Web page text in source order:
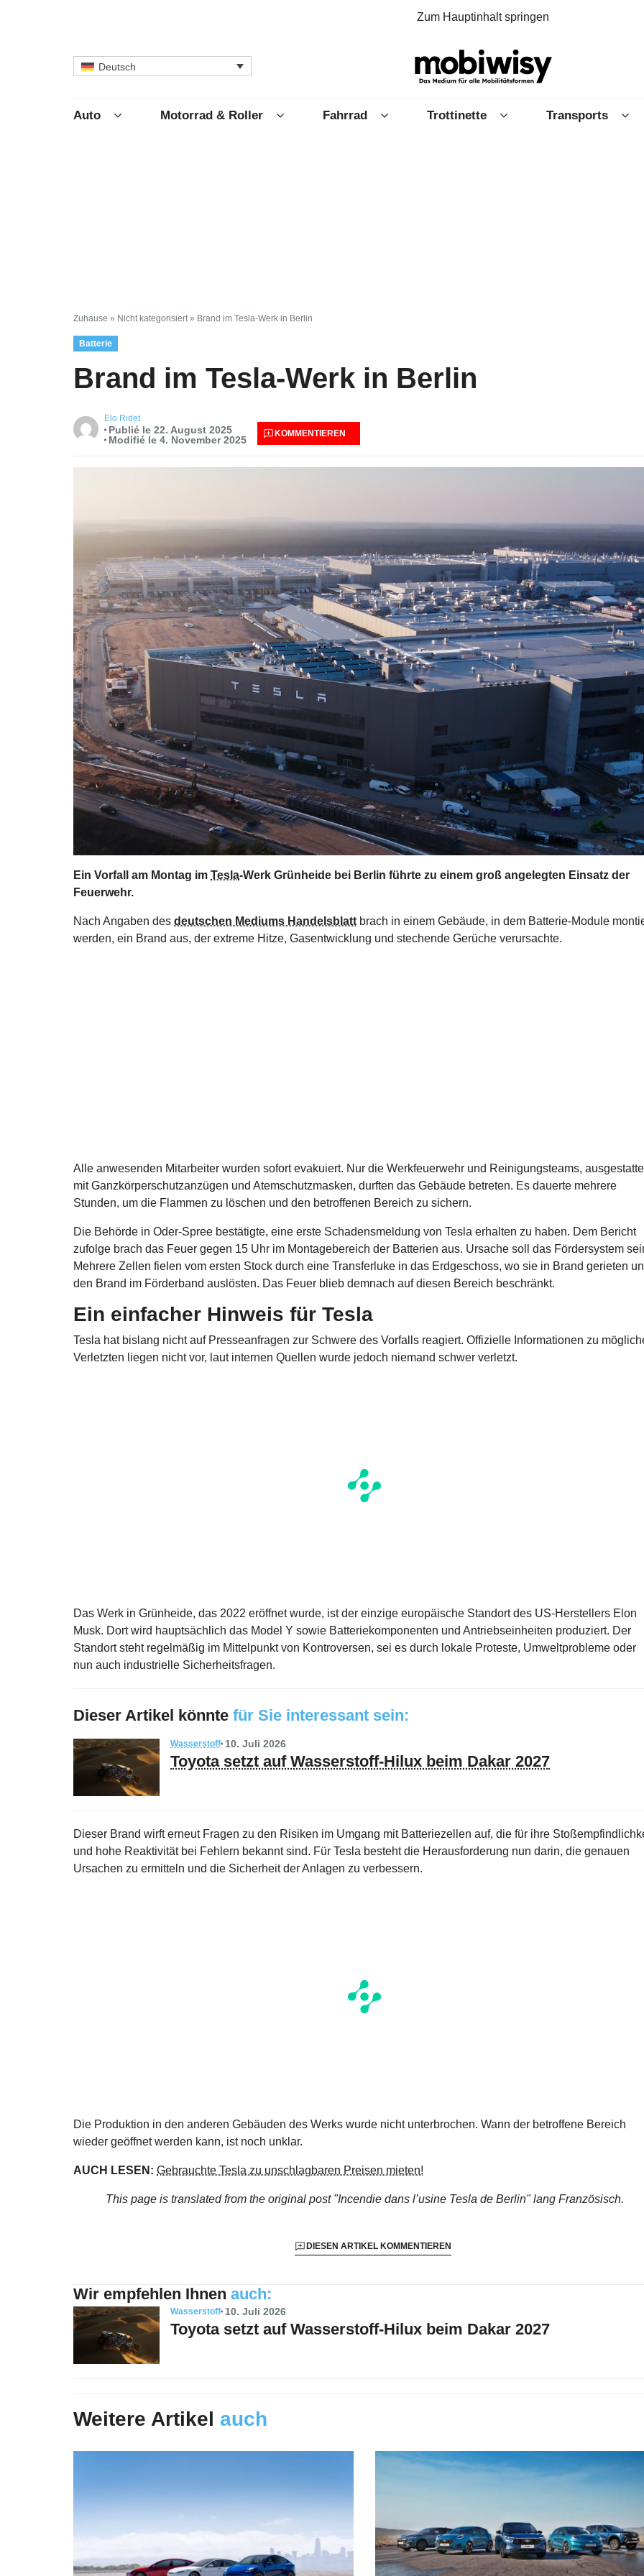
Zum Hauptinhalt springen
Deutsch
Auto Motorrad & Roller Fahrrad Trottinette Transports
Zuhause » Nicht kategorisiert » Brand im Tesla-Werk in Berlin
Batterie
Brand im Tesla-Werk in Berlin
Elo Ridet
Publié le 22. August 2025
Modifié le 4. November 2025
KOMMENTIEREN
Ein Vorfall am Montag im Tesla-Werk Grünheide bei Berlin führte zu einem groß angelegten Einsatz der
Feuerwehr.
Nach Angaben des deutschen Mediums Handelsblatt brach in einem Gebäude, in dem Batterie-Module
werden, ein Brand aus, der extreme Hitze, Gasentwicklung und stechende Gerüche verursachte.
Alle anwesenden Mitarbeiter wurden sofort evakuiert. Nur die Werkfeuerwehr und Reinigungsteams,
mit Ganzkörperschutzanzügen und Atemschutzmasken, durften das Gebäude betreten. Es dauerte mehrere
Stunden, um die Flammen zu löschen und den betroffenen Bereich zu sichern.
Die Behörde in Oder-Spree bestätigte, eine erste Schadensmeldung von Tesla erhalten zu haben. Dem Bericht
zufolge brach das Feuer gegen 15 Uhr im Montagebereich der Batterien aus. Ursache soll das Fördersystem
Mehrere Zellen fielen vom ersten Stock durch eine Transferluke in das Erdgeschoss, wo sie in Brand gerieten
den Brand im Förderband auslösten. Das Feuer blieb demnach auf diesen Bereich beschränkt.
Ein einfacher Hinweis für Tesla
Tesla hat bislang nicht auf Presseanfragen zur Schwere des Vorfalls reagiert. Offizielle Informationen zu
Verletzten liegen nicht vor, laut internen Quellen wurde jedoch niemand schwer verletzt.
Das Werk in Grünheide, das 2022 eröffnet wurde, ist der einzige europäische Standort des US-Herstellers Elon
Musk. Dort wird hauptsächlich das Model Y sowie Batteriekomponenten und Antriebseinheiten produziert. Der
Standort steht regelmäßig im Mittelpunkt von Kontroversen, sei es durch lokale Proteste, Umweltprobleme oder
nun auch industrielle Sicherheitsfragen.
Dieser Artikel könnte für Sie interessant sein:
Wasserstoff 10. Juli 2026
Toyota setzt auf Wasserstoff-Hilux beim Dakar 2027
Dieser Brand wirft erneut Fragen zu den Risiken im Umgang mit Batteriezellen auf, die für ihre
und hohe Reaktivität bei Fehlern bekannt sind. Für Tesla besteht die Herausforderung nun darin, die genauen
Ursachen zu ermitteln und die Sicherheit der Anlagen zu verbessern.
Die Produktion in den anderen Gebäuden des Werks wurde nicht unterbrochen. Wann der betroffene Bereich
wieder geöffnet werden kann, ist noch unklar.
AUCH LESEN: Gebrauchte Tesla zu unschlagbaren Preisen mieten!
This page is translated from the original post "Incendie dans l’usine Tesla de Berlin"lang Französisch.
DIESEN ARTIKEL KOMMENTIEREN
Wir empfehlen Ihnen auch:
Wasserstoff 10. Juli 2026
Toyota setzt auf Wasserstoff-Hilux beim Dakar 2027
Weitere Artikel auch